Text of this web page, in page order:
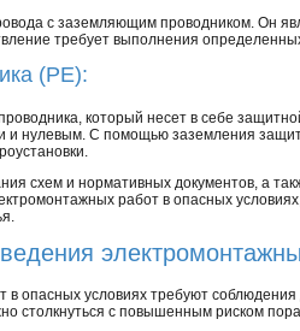
с заземляющим проводником. Он
требует выполнения
(PE):
который несет в себе
нулевым. С помощью заземления
схем и нормативных документов, а
работ в опасных
опасных условиях требуют
столкнуться с повышенным риском